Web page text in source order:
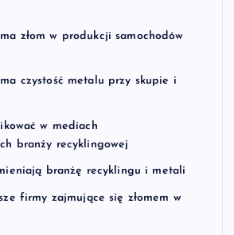
złom w produkcji samochodów
czystość metalu przy skupie i
w mediach
branży recyklingowej
branżę recyklingu i metali
firmy zajmujące się złomem w